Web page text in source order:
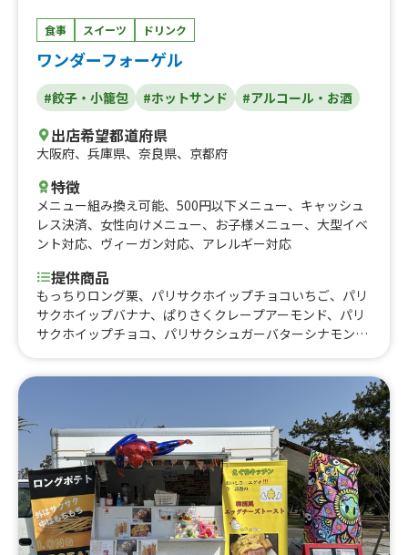
ルフォンダンケーキ、自家製レモンソーダ、カルピス、コ
カ・コーラ、本格アイスコーヒー、本格ホットコーヒー、
泉州玉ねぎ使用‪☆ほろほろ鶏肉のバターチキンカレー、韓
国風☆チュロス (チョコ)、韓国風☆チュロス (メープル)、
韓国風☆チュロス (シナモン)、韓国風☆チュロス (プレー
ン)、ほろほろ鶏肉のバターチキンカレー (500円)、ロング
ポテト (塩・チーズ･ケチャップ･ 明太マヨ各種) (500円)、
ロングポテト(明太マヨ)、ロングポテト(チーズ)、ロング
ポテト(ケチャップ)、ロングポテト(塩)、かき氷(自家製レ
モネード)、かき氷(ゆず蜂蜜)、かき氷(カルピス)、かき氷
(レモン)、かき氷(ブルーハワイ)、かき氷(メロン)、かき氷
(マンゴー)、かき氷(イチゴ)、角ハイボール、ハイネケ
のバターチキンカレー(800円)、いちご飴 、焼きおにぎ
り、自家製レモネード
食事 スイーツ ドリンク
ワンダーフォーゲル
#餃子・小籠包 #ホットサンド #アルコール・お酒
出店希望都道府県
大阪府、 兵庫県、 奈良県、 京都府
特徴
メニュー組み換え可能、 500円以下メニュー、 キャッシュ
レス決済、 女性向けメニュー、 お子様メニュー、 大型イベ
ント対応、 ヴィーガン対応、 アレルギー対応
提供商品
もっちりロング栗、パリサクホイップチョコいちご、パリ
サクホイップバナナ、ぱりさくクレープアーモンド、パリ
サクホイップチョコ、パリサクシュガーバターシナモン、
プ、ごろごろメロン、ホイップベリー、もっちりクレープ
みかん、もっちりロングクレープホイップいちご、もっち
りロングクレープホイップバナナ、もっちりクレープアー
モンド、もっちりロングクレープホイップチョコ、もっち
りロングクレープシナモンorチョコ、もっちりロングクレ
ープシュガーバター、ツナマヨサラダ、もっちりクレープ
ポテサラめんたい、もっちりクレープポテサラ、もっちり
クレープハムマヨ、わんちゃん用クレープ、チョコスペシ
ャル、チョコスペバナナ、コーヒー、かき氷、のむかき氷
サイダー